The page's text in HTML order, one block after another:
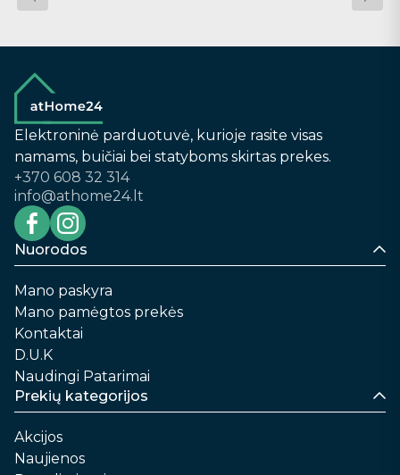
Elektroninė parduotuvė, kurioje rasite visas
namams, buičiai bei statyboms skirtas prekes.
+370 608 32 314
info@athome24.lt
Nuorodos
Mano paskyra
Mano pamėgtos prekės
Kontaktai
D.U.K
Naudingi Patarimai
Prekių kategorijos
Akcijos
Naujienos